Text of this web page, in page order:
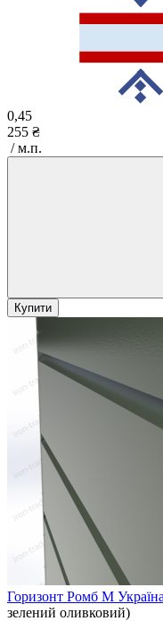
0,45
255 ₴
/ м.п.
Купити
Горизонт Ромб M Україна
зелений оливковий)